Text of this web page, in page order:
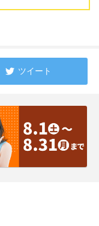
ツイート